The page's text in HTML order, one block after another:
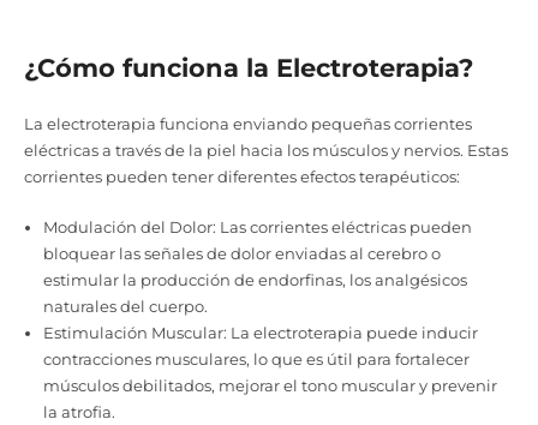
¿Cómo funciona la Electroterapia?
La electroterapia funciona enviando pequeñas corrientes
eléctricas a través de la piel hacia los músculos y nervios. Estas
corrientes pueden tener diferentes efectos terapéuticos:
Modulación del Dolor: Las corrientes eléctricas pueden
bloquear las señales de dolor enviadas al cerebro o
estimular la producción de endorfinas, los analgésicos
naturales del cuerpo.
Estimulación Muscular: La electroterapia puede inducir
contracciones musculares, lo que es útil para fortalecer
músculos debilitados, mejorar el tono muscular y prevenir
la atrofia.